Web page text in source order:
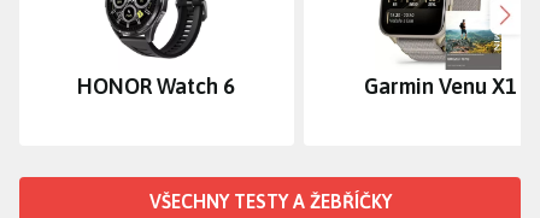
HONOR Watch 6 Garmin Venu X1
VŠECHNY TESTY A ŽEBŘÍČKY